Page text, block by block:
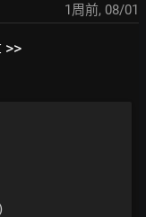
1周前, 08/01